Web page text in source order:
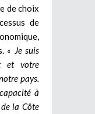
de choix
de
« Je suis
et votre
pays.
à
la Côte